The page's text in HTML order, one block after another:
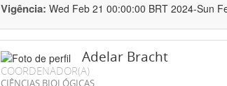
Vigência: Wed Feb 21 00:00:00 BRT 2024-Sun
Adelar Bracht
COORDENADOR(A)
CIÊNCIAS BIOLÓGICAS